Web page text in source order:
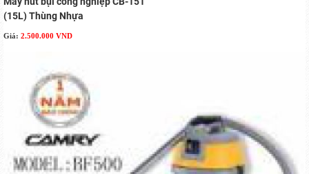
(15L) Thùng Nhựa
Giá: 2.500.000 VND